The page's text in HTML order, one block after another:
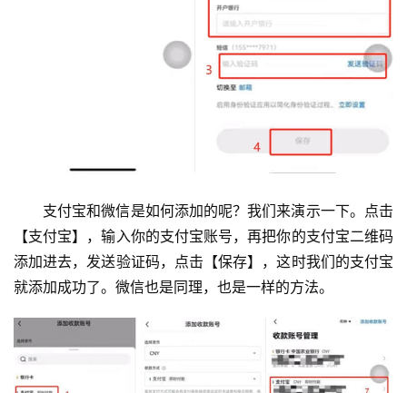
支付宝和微信是如何添加的呢？我们来演示一下。点击
【支付宝】，输入你的支付宝账号，再把你的支付宝二维码
添加进去，发送验证码，点击【保存】，这时我们的支付宝
就添加成功了。微信也是同理，也是一样的方法。